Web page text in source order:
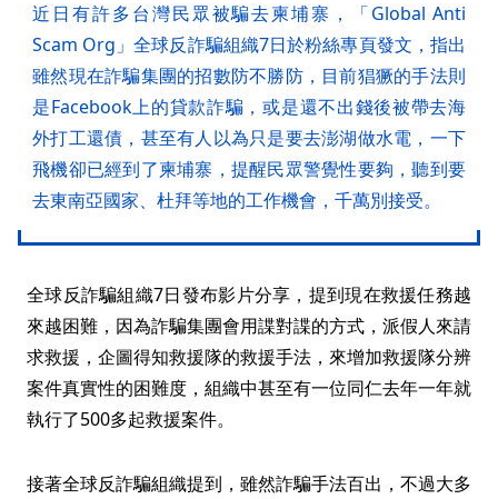
近日有許多台灣民眾被騙去柬埔寨，「Global Anti
Scam Org」全球反詐騙組織7日於粉絲專頁發文，指出
雖然現在詐騙集團的招數防不勝防，目前猖獗的手法則
是Facebook上的貸款詐騙，或是還不出錢後被帶去海
外打工還債，甚至有人以為只是要去澎湖做水電，一下
飛機卻已經到了柬埔寨，提醒民眾警覺性要夠，聽到要
去東南亞國家、杜拜等地的工作機會，千萬別接受。
全球反詐騙組織7日發布影片分享，提到現在救援任務越
來越困難，因為詐騙集團會用諜對諜的方式，派假人來請
求救援，企圖得知救援隊的救援手法，來增加救援隊分辨
案件真實性的困難度，組織中甚至有一位同仁去年一年就
執行了500多起救援案件。
接著全球反詐騙組織提到，雖然詐騙手法百出，不過大多